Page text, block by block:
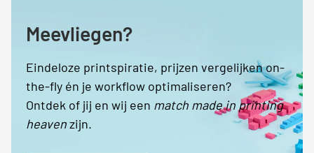
Meevliegen?
Eindeloze printspiratie, prijzen vergelijken on-
the-fly én je workflow optimaliseren?
Ontdek of jij en wij een match made in printing
heavenzijn.